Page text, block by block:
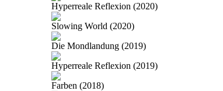
Hyperreale Reflexion (2020)
Slowing World (2020)
Die Mondlandung (2019)
Hyperreale Reflexion (2019)
Farben (2018)